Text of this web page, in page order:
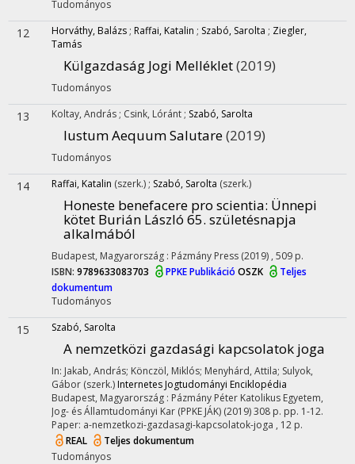
Tudományos
12 Horváthy, Balázs ; Raffai, Katalin ; Szabó, Sarolta ; Ziegler,
Tamás
Külgazdaság Jogi Melléklet(2019)
Tudományos
13 Koltay, András ; Csink, Lóránt ; Szabó, Sarolta
Iustum Aequum Salutare(2019)
Tudományos
14 Raffai, Katalin (szerk.) ; Szabó, Sarolta (szerk.)
Honeste benefacere pro scientia: Ünnepi
kötet Burián László 65. születésnapja
alkalmából
Budapest, Magyarország : Pázmány Press (2019) , 509 p.
ISBN: 9789633083703 PPKE Publikáció OSZK
Teljes
dokumentum
Tudományos
15 Szabó, Sarolta
A nemzetközi gazdasági kapcsolatok joga
In: Jakab, András; Könczöl, Miklós; Menyhárd, Attila; Sulyok,
Gábor (szerk.) Internetes Jogtudományi Enciklopédia
Budapest, Magyarország : Pázmány Péter Katolikus Egyetem,
Jog- és Államtudományi Kar (PPKE JÁK) (2019)308 p. pp. 1-12.
Paper: a-nemzetkozi-gazdasagi-kapcsolatok-joga , 12 p.
REAL
Teljes dokumentum
Tudományos